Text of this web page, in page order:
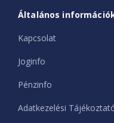
Általános
Kapcsolat
Joginfo
Pénzinfo
Adatkezelési